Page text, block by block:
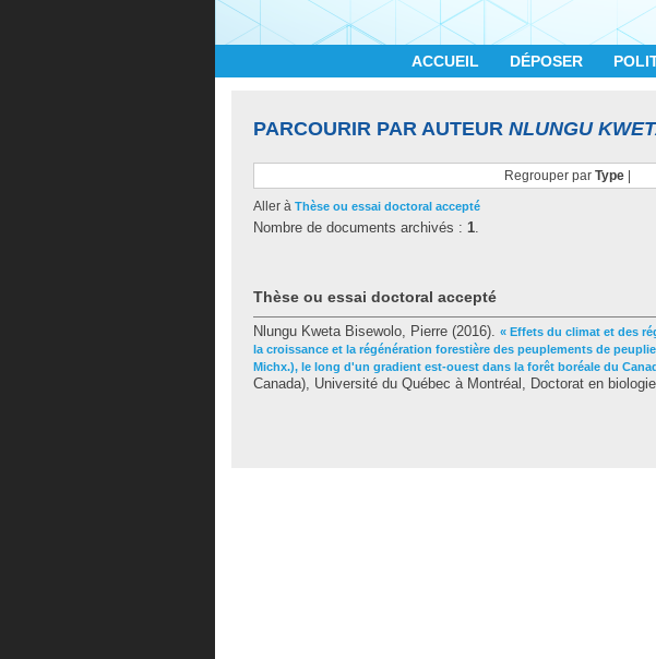
ACCUEIL DÉPOSER
PARCOURIR PAR AUTEUR NLUNGU
Regrouper par Type|
Aller à Thèse ou essai doctoral accepté
Nombre de documents archivés : 1.
Thèse ou essai doctoral accepté
Nlungu Kweta Bisewolo, Pierre (2016). « Effets du climat et des
la croissance et la régénération forestière des peuplements de
Michx.), le long d'un gradient est-ouest dans la forêt boréale du
Canada), Université du Québec à Montréal, Doctorat en